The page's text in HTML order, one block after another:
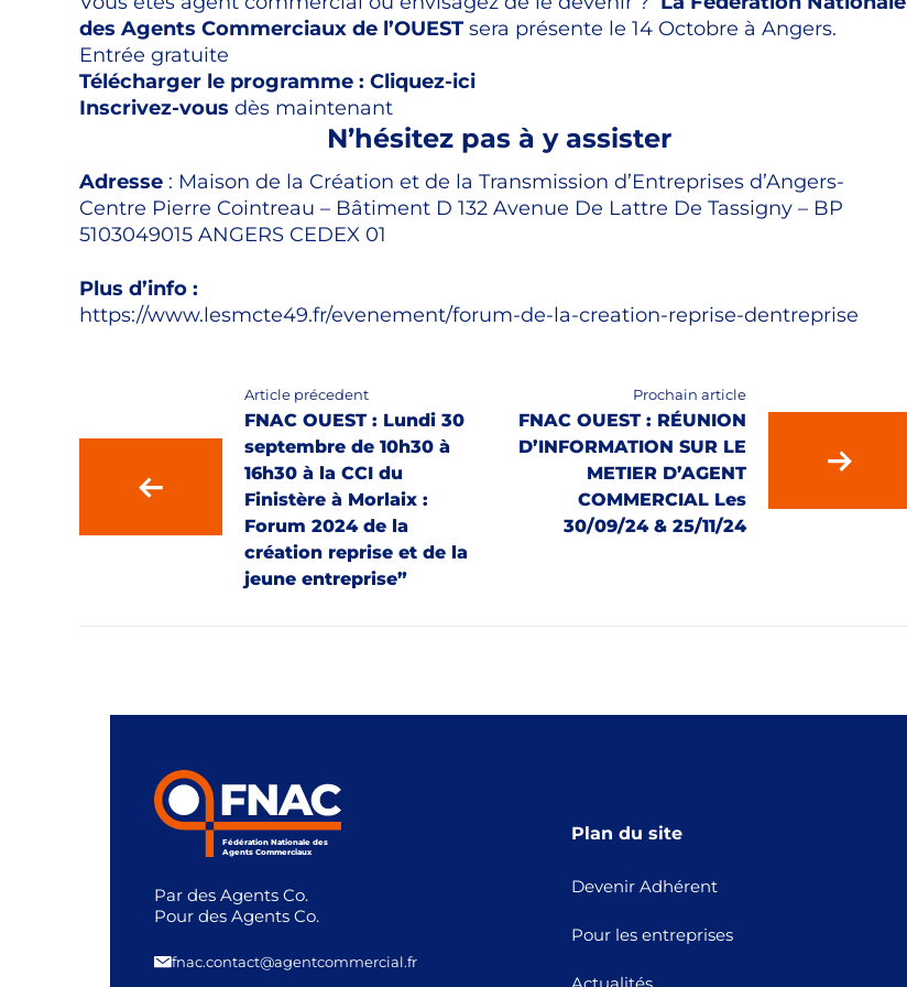
des Agents Commerciaux de l’OUEST sera présente le 14 Octobre à Angers.
Entrée gratuite
Télécharger le programme : Cliquez-ici
Inscrivez-vous dès maintenant
N’hésitez pas à y assister
Adresse : Maison de la Création et de la Transmission d’Entreprises d’Angers-
Centre Pierre Cointreau – Bâtiment D 132 Avenue De Lattre De Tassigny – BP
5103049015 ANGERS CEDEX 01
Plus d’info :
https://www.lesmcte49.fr/evenement/forum-de-la-creation-reprise-dentreprise
Article précedent
FNAC OUEST : Lundi 30
septembre de 10h30 à
16h30 à la CCI du
Finistère à Morlaix :
Forum 2024 de la
création reprise et de la
jeune entreprise”
Prochain article
FNAC OUEST : RÉUNION
D’INFORMATION SUR LE
METIER D’AGENT
COMMERCIAL Les
30/09/24 & 25/11/24
Fédération Nationale des
Agents Commerciaux
Par des Agents Co.
Pour des Agents Co.
fnac.contact@agentcommercial.fr
Plan du site
Devenir Adhérent
Pour les entreprises